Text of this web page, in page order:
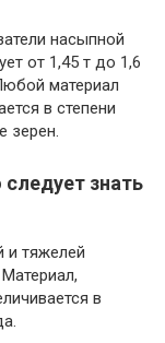
насыпной
от 1,45 т до 1,6
материал
в степени
зерен.
знать
и тяжелей
в